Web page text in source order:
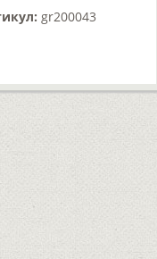
gr200043